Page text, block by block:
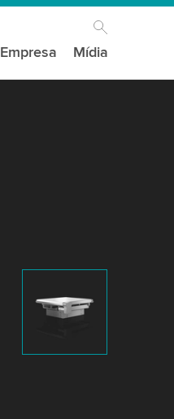
Empresa Mídia